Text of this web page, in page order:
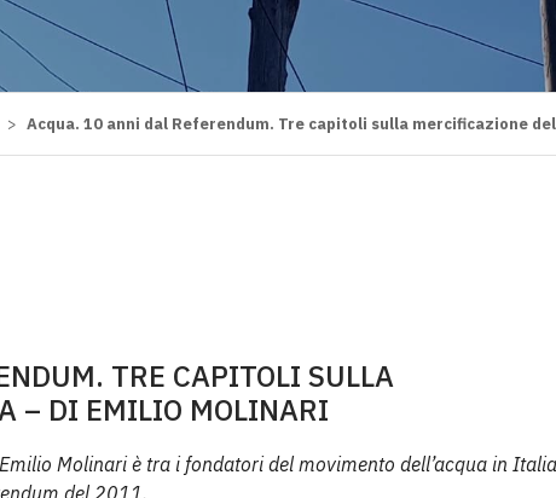
> Acqua. 10 anni dal Referendum. Tre capitoli sulla mercificazione
TRE CAPITOLI SULLA
– DI EMILIO MOLINARI
Molinari è tra i fondatori del movimento dell’acqua in